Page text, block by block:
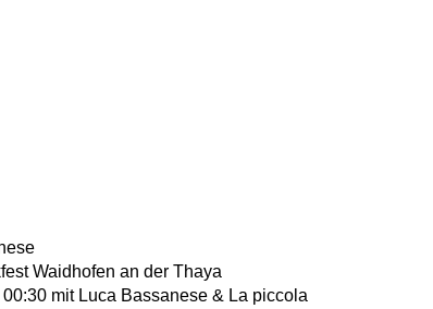
Waidhofen an der Thaya
mit Luca Bassanese & La piccola